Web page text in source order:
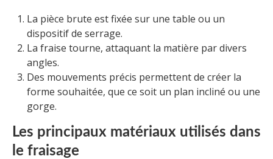
La pièce brute est fixée sur une table ou un
dispositif de serrage.
La fraise tourne, attaquant la matière par divers
angles.
Des mouvements précis permettent de créer la
forme souhaitée, que ce soit un plan incliné ou une
gorge.
Les principaux matériaux utilisés dans
le fraisage